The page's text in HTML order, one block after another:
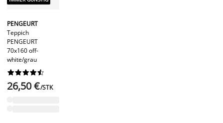
PENGEURT
Teppich
PENGEURT
70x160 off-
white/grau






26,50 €/STK